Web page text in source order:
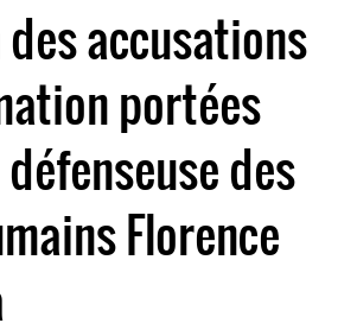
accusations
portées
des
Florence